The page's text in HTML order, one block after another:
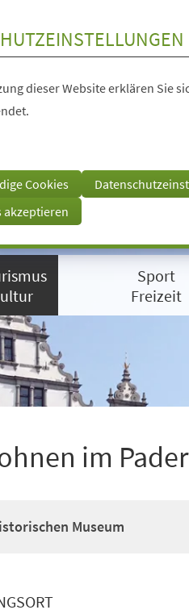
dieser Website erklären Sie
Cookies
akzeptieren
Sport
Freizeit
im
Museum